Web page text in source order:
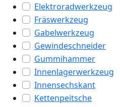
Elektroradwerkzeug
Fräswerkzeug
Gabelwerkzeug
Gewindeschneider
Gummihammer
Innenlagerwerkzeug
Innensechskant
Kettenpeitsche